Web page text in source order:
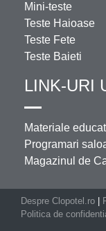
Mini-teste
Teste Haioase
Teste Fete
Teste Baieti
LINK-URI
Materiale
Programari
Magazinul de
Despre Clopotel.ro
Politica de